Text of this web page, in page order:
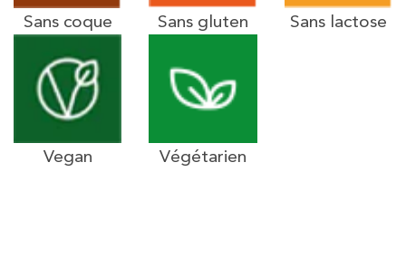
Sans coque Sans gluten Sans lactose
Vegan Végétarien